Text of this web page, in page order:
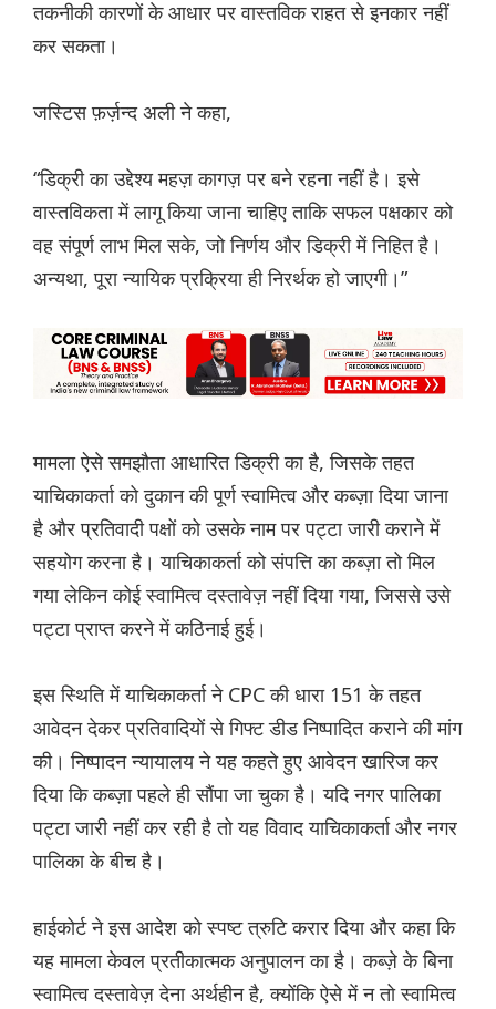
तकनीकी कारणों के आधार पर वास्तविक राहत से इनकार नहीं
कर सकता।
जस्टिस फ़र्ज़न्द अली ने कहा,
“डिक्री का उद्देश्य महज़ कागज़ पर बने रहना नहीं है। इसे
वास्तविकता में लागू किया जाना चाहिए ताकि सफल पक्षकार को
वह संपूर्ण लाभ मिल सके, जो निर्णय और डिक्री में निहित है।
अन्यथा, पूरा न्यायिक प्रक्रिया ही निरर्थक हो जाएगी।”
मामला ऐसे समझौता आधारित डिक्री का है, जिसके तहत
याचिकाकर्ता को दुकान की पूर्ण स्वामित्व और कब्ज़ा दिया जाना
है और प्रतिवादी पक्षों को उसके नाम पर पट्टा जारी कराने में
सहयोग करना है। याचिकाकर्ता को संपत्ति का कब्ज़ा तो मिल
गया लेकिन कोई स्वामित्व दस्तावेज़ नहीं दिया गया, जिससे उसे
पट्टा प्राप्त करने में कठिनाई हुई।
इस स्थिति में याचिकाकर्ता ने CPC की धारा 151 के तहत
आवेदन देकर प्रतिवादियों से गिफ्ट डीड निष्पादित कराने की मांग
की। निष्पादन न्यायालय ने यह कहते हुए आवेदन खारिज कर
दिया कि कब्ज़ा पहले ही सौंपा जा चुका है। यदि नगर पालिका
पट्टा जारी नहीं कर रही है तो यह विवाद याचिकाकर्ता और नगर
पालिका के बीच है।
हाईकोर्ट ने इस आदेश को स्पष्ट त्रुटि करार दिया और कहा कि
यह मामला केवल प्रतीकात्मक अनुपालन का है। कब्ज़े के बिना
स्वामित्व दस्तावेज़ देना अर्थहीन है, क्योंकि ऐसे में न तो स्वामित्व